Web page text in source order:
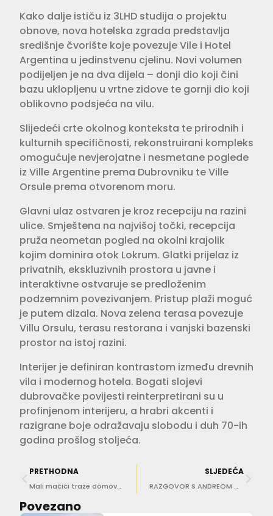
Kako dalje ističu iz 3LHD studija o projektu
obnove, nova hotelska zgrada predstavlja
središnje čvorište koje povezuje Vile i Hotel
Argentina u jedinstvenu cjelinu. Novi volumen
podijeljen je na dva dijela – donji dio koji čini
bazu uklopljenu u vrtne zidove te gornji dio koji
oblikovno podsjeća na vilu.
Slijedeći crte okolnog konteksta te prirodnih i
kulturnih specifičnosti, rekonstruirani kompleks
omogućuje nevjerojatne i nesmetane poglede
iz Ville Argentine prema Dubrovniku te Ville
Orsule prema otvorenom moru.
Glavni ulaz ostvaren je kroz recepciju na razini
ulice. Smještena na najvišoj točki, recepcija
pruža neometan pogled na okolni krajolik
kojim dominira otok Lokrum. Glatki prijelaz iz
privatnih, ekskluzivnih prostora u javne i
interaktivne ostvaruje se predloženim
podzemnim povezivanjem. Pristup plaži moguć
je putem dizala. Nova zelena terasa povezuje
Villu Orsulu, terasu restorana i vanjski bazenski
prostor na istoj razini.
Interijer je definiran kontrastom između drevnih
vila i modernog hotela. Bogati slojevi
dubrovačke povijesti reinterpretirani su u
profinjenom interijeru, a hrabri akcenti i
razigrane boje odražavaju slobodu i duh 70-ih
godina prošlog stoljeća.
PRETHODNA
Mali mačići traže domove, preslatki su!
SLJEDEĆA
RAZGOVOR S ANDREOM OBERAN Vaš mir je vaš najveći poslovni i životni resurs! Evo kako do njega!
Povezano